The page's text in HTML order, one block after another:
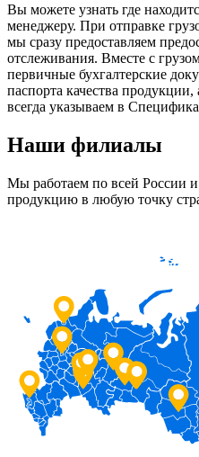
Вы можете узнать где
менеджеру. При отправке
мы сразу предоставляем
отслеживания. Вместе с
первичные бухгалтерские
паспорта качества
всегда указываем в
Наши филиалы
Мы работаем по всей России
продукцию в любую точку